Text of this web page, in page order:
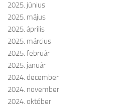
2025. június
2025. május
2025. április
2025. március
2025. február
2025. január
2024. december
2024. november
2024. október